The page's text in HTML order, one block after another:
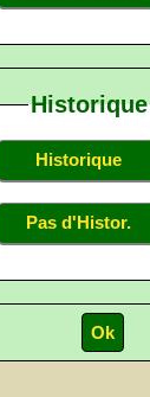
Historique
Historique
Pas d'Histor.